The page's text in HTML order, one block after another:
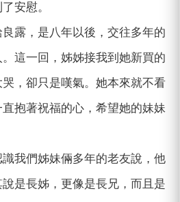
安慰。
露，是八年以後，交往多年的
這一回，姊姊接我到她新買的
，卻只是嘆氣。她本來就不看
抱著祝福的心，希望她的妹妹
我們姊妹倆多年的老友說，他
是長姊，更像是長兄，而且是